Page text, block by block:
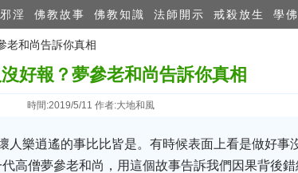
淫 佛教故事 佛教知識 法師開示 戒殺放生 學
老和尚告訴你真相
好報？夢參老和尚告訴你真相
時間:2019/5/11 作者:大地和風
人樂逍遙的事比比皆是。有時候表面上看是做好事
高僧夢參老和尚，用這個故事告訴我們因果背後